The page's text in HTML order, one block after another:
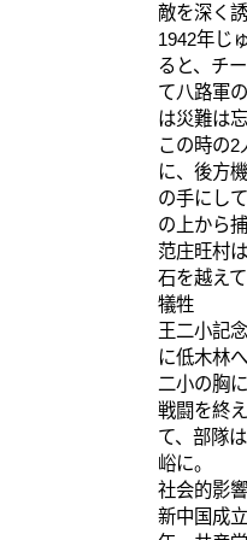
は災難は忘れた
この時の2人が
に、後方機関と
の手にして！決
の上から捕まえ
范庄旺村は、王
石を越えて道の
王二小記念館鬼
に低木林へ走っ
二小の胸に落ち
戦闘を終えたば
て、部隊は彼ら
峪に。
社会的影響
新中国成立後、
年、共産党中央